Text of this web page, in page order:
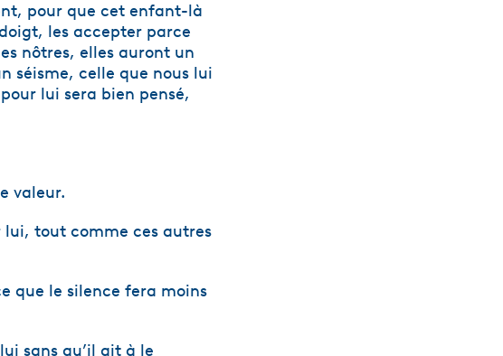
pour que cet enfant-là
les accepter parce
nôtres, elles auront un
séisme, celle que nous lui
lui sera bien pensé,
valeur.
tout comme ces autres
que le silence fera moins
sans qu’il ait à le